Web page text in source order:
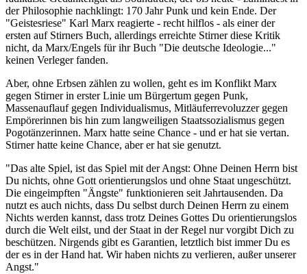
der Philosophie nachklingt: 170 Jahr Punk und kein Ende. Der
"Geistesriese" Karl Marx reagierte - recht hilflos - als einer der
ersten auf Stirners Buch, allerdings erreichte Stirner diese Kritik
nicht, da Marx/Engels für ihr Buch "Die deutsche Ideologie..."
keinen Verleger fanden.
Aber, ohne Erbsen zählen zu wollen, geht es im Konflikt Marx
gegen Stirner in erster Linie um Bürgertum gegen Punk,
Massenauflauf gegen Individualismus, Mitläuferrevoluzzer gegen
Empörerinnen bis hin zum langweiligen Staatssozialismus gegen
Pogotänzerinnen. Marx hatte seine Chance - und er hat sie vertan.
Stirner hatte keine Chance, aber er hat sie genutzt.
"Das alte Spiel, ist das Spiel mit der Angst: Ohne Deinen Herrn bist
Du nichts, ohne Gott orientierungslos und ohne Staat ungeschützt.
Die eingeimpften "Ängste" funktionieren seit Jahrtausenden. Da
nutzt es auch nichts, dass Du selbst durch Deinen Herrn zu einem
Nichts werden kannst, dass trotz Deines Gottes Du orientierungslos
durch die Welt eilst, und der Staat in der Regel nur vorgibt Dich zu
beschützen. Nirgends gibt es Garantien, letztlich bist immer Du es
der es in der Hand hat. Wir haben nichts zu verlieren, außer unserer
Angst."